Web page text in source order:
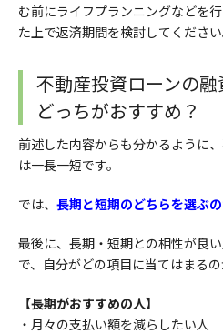
む前にライフプランニングなどを
た上で返済期間を検討してください
不動産投資ローンの
どっちがおすすめ？
前述した内容からも分かるように
は一長一短です。
では、 長期と短期のどちらを選ぶ
最後に、長期・短期との相性が良
で、自分がどの項目に当てはまる
【長期がおすすめの人】
・月々の支払い額を減らしたい人